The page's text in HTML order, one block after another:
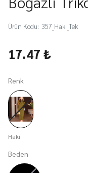
Ürün Kodu: 357_Haki_Tek
17.47 ₺
Renk
Haki
Beden